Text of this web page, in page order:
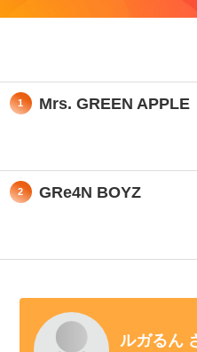
1 Mrs. GREEN APPLE
2 GRe4N BOYZ
ルガるん